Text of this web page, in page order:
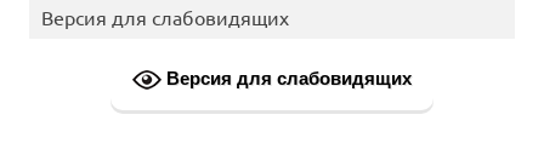
Версия для слабовидящих
Версия для слабовидящих